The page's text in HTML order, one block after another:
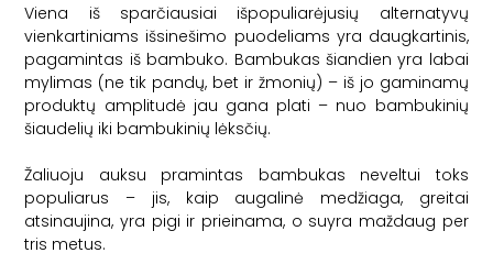
Viena iš sparčiausiai išpopuliarėjusių alternatyvų
vienkartiniams išsinešimo puodeliams yra daugkartinis,
pagamintas iš bambuko. Bambukas šiandien yra labai
mylimas (ne tik pandų, bet ir žmonių) – iš jo gaminamų
produktų amplitudė jau gana plati – nuo bambukinių
šiaudelių iki bambukinių lėksčių.
Žaliuoju auksu pramintas bambukas neveltui toks
populiarus – jis, kaip augalinė medžiaga, greitai
atsinaujina, yra pigi ir prieinama, o suyra maždaug per
tris metus.